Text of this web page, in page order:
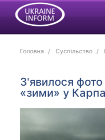
Головна Суспільство
З'явилося
«зими» у